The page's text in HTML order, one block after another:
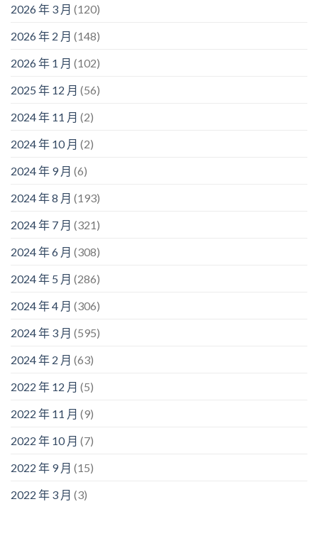
2026 年 3 月 (120)
2026 年 2 月 (148)
2026 年 1 月 (102)
2025 年 12 月 (56)
2024 年 11 月 (2)
2024 年 10 月 (2)
2024 年 9 月 (6)
2024 年 8 月 (193)
2024 年 7 月 (321)
2024 年 6 月 (308)
2024 年 5 月 (286)
2024 年 4 月 (306)
2024 年 3 月 (595)
2024 年 2 月 (63)
2022 年 12 月 (5)
2022 年 11 月 (9)
2022 年 10 月 (7)
2022 年 9 月 (15)
2022 年 3 月 (3)